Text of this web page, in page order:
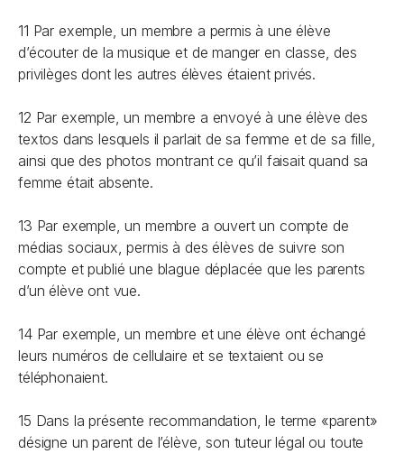
11 Par exemple, un membre a permis à une élève
d’écouter de la musique et de manger en classe, des
privilèges dont les autres élèves étaient privés.
12 Par exemple, un membre a envoyé à une élève des
textos dans lesquels il parlait de sa femme et de sa fille,
ainsi que des photos montrant ce qu’il faisait quand sa
femme était absente.
13 Par exemple, un membre a ouvert un compte de
médias sociaux, permis à des élèves de suivre son
compte et publié une blague déplacée que les parents
d’un élève ont vue.
14 Par exemple, un membre et une élève ont échangé
leurs numéros de cellulaire et se textaient ou se
téléphonaient.
15 Dans la présente recommandation, le terme «parent»
désigne un parent de l’élève, son tuteur légal ou toute